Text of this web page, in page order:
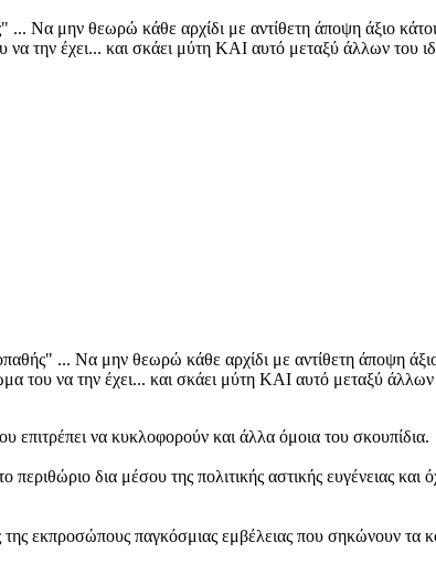
Να μην θεωρώ κάθε αρχίδι με αντίθετη άποψη άξιο
την έχει... και σκάει μύτη ΚΑΙ αυτό μεταξύ άλλων του
... Να μην θεωρώ κάθε αρχίδι με αντίθετη άποψη
του να την έχει... και σκάει μύτη ΚΑΙ αυτό μεταξύ άλλων
επιτρέπει να κυκλοφορούν και άλλα όμοια του σκουπίδια.
δια μέσου της πολιτικής αστικής ευγένειας
εκπροσώπους παγκόσμιας εμβέλειας που σηκώνουν τα